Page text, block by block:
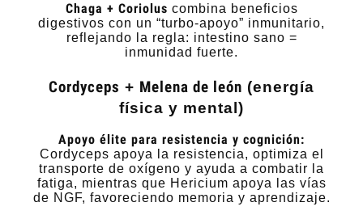
Chaga + Coriolus combina beneficios
digestivos con un “turbo-apoyo” inmunitario,
reflejando la regla: intestino sano =
inmunidad fuerte.
Cordyceps + Melena de león (energía
física y mental)
Apoyo élite para resistencia y cognición:
Cordyceps apoya la resistencia, optimiza el
transporte de oxígeno y ayuda a combatir la
fatiga, mientras que Hericium apoya las vías
de NGF, favoreciendo memoria y aprendizaje.